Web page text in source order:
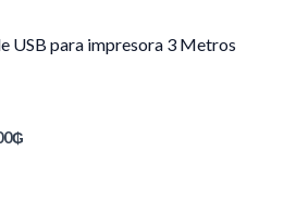
USB para impresora 3 Metros
₲